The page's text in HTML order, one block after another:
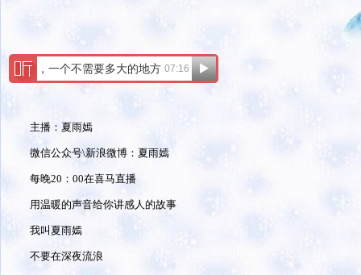
主播：夏雨嫣
微信公众号\新浪微博：夏雨嫣
每晚20：00在喜马直播
用温暖的声音给你讲感人的故事
我叫夏雨嫣
不要在深夜流浪